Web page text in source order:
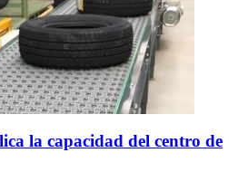
la capacidad del centro de